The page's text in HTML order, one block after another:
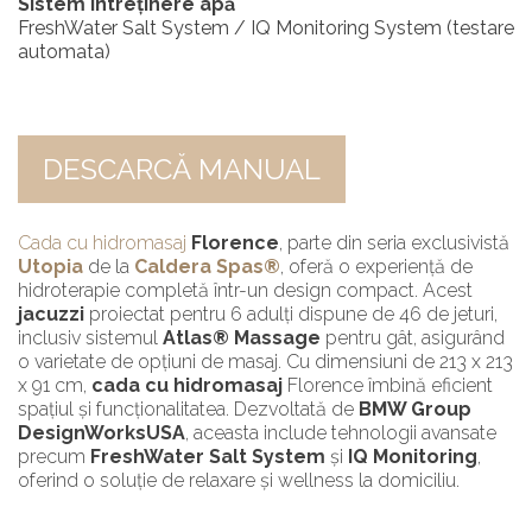
FreshWater Salt System / IQ Monitoring System (testare
automata)
DESCARCĂ MANUAL
Cada cu hidromasaj Florence, parte din seria exclusivistă
Utopia de la Caldera Spas®, oferă o experiență de
hidroterapie completă într-un design compact. Acest
jacuzzi proiectat pentru 6 adulți dispune de 46 de jeturi,
inclusiv sistemul Atlas® Massage pentru gât, asigurând
o varietate de opțiuni de masaj. Cu dimensiuni de 213 x 213
x 91 cm, cada cu hidromasaj Florence îmbină eficient
spațiul și funcționalitatea. Dezvoltată de BMW Group
DesignWorksUSA, aceasta include tehnologii avansate
precum FreshWater Salt System și IQ Monitoring,
oferind o soluție de relaxare și wellness la domiciliu.